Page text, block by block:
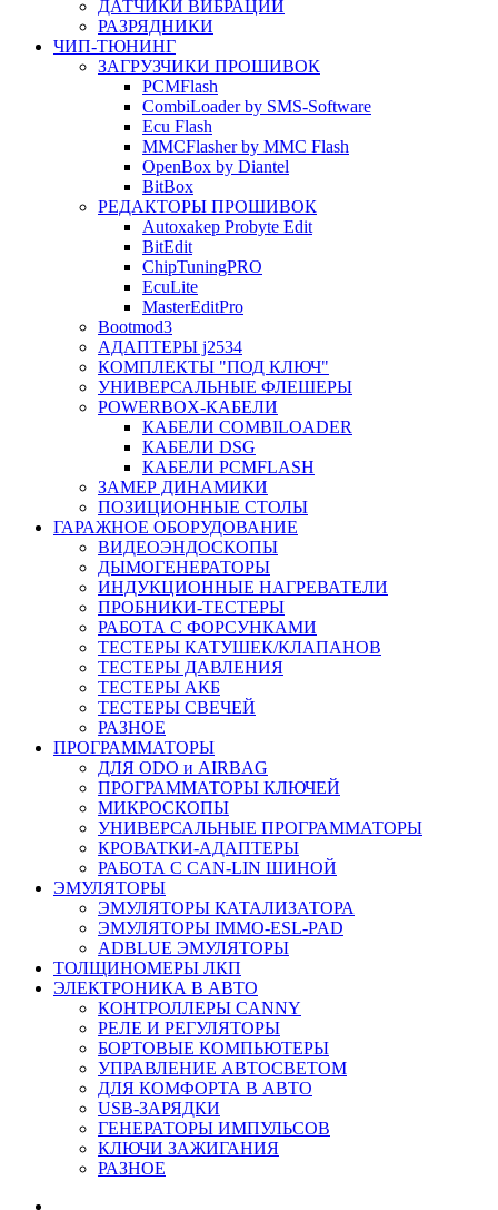
ДАТЧИКИ ВИБРАЦИИ
РАЗРЯДНИКИ
ЧИП-ТЮНИНГ
ЗАГРУЗЧИКИ ПРОШИВОК
PCMFlash
CombiLoader by SMS-Software
Ecu Flash
MMCFlasher by MMC Flash
OpenBox by Diantel
BitBox
РЕДАКТОРЫ ПРОШИВОК
Autoxakep Probyte Edit
BitEdit
ChipTuningPRO
EcuLite
MasterEditPro
Bootmod3
АДАПТЕРЫ j2534
КОМПЛЕКТЫ "ПОД КЛЮЧ"
УНИВЕРСАЛЬНЫЕ ФЛЕШЕРЫ
POWERBOX-КАБЕЛИ
КАБЕЛИ COMBILOADER
КАБЕЛИ DSG
КАБЕЛИ PCMFLASH
ЗАМЕР ДИНАМИКИ
ПОЗИЦИОННЫЕ СТОЛЫ
ГАРАЖНОЕ ОБОРУДОВАНИЕ
ВИДЕОЭНДОСКОПЫ
ДЫМОГЕНЕРАТОРЫ
ИНДУКЦИОННЫЕ НАГРЕВАТЕЛИ
ПРОБНИКИ-ТЕСТЕРЫ
РАБОТА С ФОРСУНКАМИ
ТЕСТЕРЫ КАТУШЕК/КЛАПАНОВ
ТЕСТЕРЫ ДАВЛЕНИЯ
ТЕСТЕРЫ АКБ
ТЕСТЕРЫ СВЕЧЕЙ
РАЗНОЕ
ПРОГРАММАТОРЫ
ДЛЯ ODO и AIRBAG
ПРОГРАММАТОРЫ КЛЮЧЕЙ
МИКРОСКОПЫ
УНИВЕРСАЛЬНЫЕ ПРОГРАММАТОРЫ
КРОВАТКИ-АДАПТЕРЫ
РАБОТА С CAN-LIN ШИНОЙ
ЭМУЛЯТОРЫ
ЭМУЛЯТОРЫ КАТАЛИЗАТОРА
ЭМУЛЯТОРЫ IMMO-ESL-PAD
ADBLUE ЭМУЛЯТОРЫ
ТОЛЩИНОМЕРЫ ЛКП
ЭЛЕКТРОНИКА В АВТО
КОНТРОЛЛЕРЫ CANNY
РЕЛЕ И РЕГУЛЯТОРЫ
БОРТОВЫЕ КОМПЬЮТЕРЫ
УПРАВЛЕНИЕ АВТОСВЕТОМ
ДЛЯ КОМФОРТА В АВТО
USB-ЗАРЯДКИ
ГЕНЕРАТОРЫ ИМПУЛЬСОВ
КЛЮЧИ ЗАЖИГАНИЯ
РАЗНОЕ